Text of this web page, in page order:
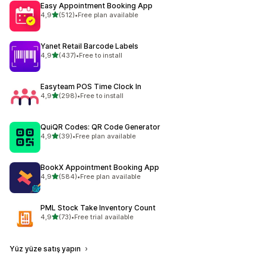
Easy Appointment Booking App
4,95 yıldız üzerinden
(512)
toplam 512 değerlendirme
•Free plan available
Yanet Retail Barcode Labels
4,95 yıldız üzerinden
(437)
toplam 437 değerlendirme
•Free to install
Easyteam POS Time Clock In
4,95 yıldız üzerinden
(298)
toplam 298 değerlendirme
•Free to install
QuiQR Codes: QR Code Generator
4,95 yıldız üzerinden
(39)
toplam 39 değerlendirme
•Free plan available
BookX Appointment Booking App
4,95 yıldız üzerinden
(584)
toplam 584 değerlendirme
•Free plan available
PML Stock Take Inventory Count
4,95 yıldız üzerinden
(73)
toplam 73 değerlendirme
•Free trial available
Yüz yüze satış yapın